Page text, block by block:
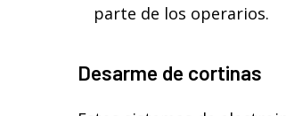
parte de los operarios.
Desarme de cortinas